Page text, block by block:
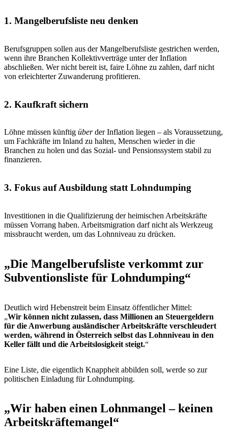
1. Mangelberufsliste neu denken
Berufsgruppen sollen aus der Mangelberufsliste gestrichen werden,
wenn ihre Branchen Kollektivverträge unter der Inflation
abschließen. Wer nicht bereit ist, faire Löhne zu zahlen, darf nicht
von erleichterter Zuwanderung profitieren.
2. Kaufkraft sichern
Löhne müssen künftig überder Inflation liegen – als Voraussetzung,
um Fachkräfte im Inland zu halten, Menschen wieder in die
Branchen zu holen und das Sozial- und Pensionssystem stabil zu
finanzieren.
3. Fokus auf Ausbildung statt Lohndumping
Investitionen in die Qualifizierung der heimischen Arbeitskräfte
müssen Vorrang haben. Arbeitsmigration darf nicht als Werkzeug
missbraucht werden, um das Lohnniveau zu drücken.
„Die Mangelberufsliste verkommt zur
Subventionsliste für Lohndumping“
Deutlich wird Hebenstreit beim Einsatz öffentlicher Mittel:
„Wir können nicht zulassen, dass Millionen an Steuergeldern
für die Anwerbung ausländischer Arbeitskräfte verschleudert
werden, während in Österreich selbst das Lohnniveau in den
Keller fällt und die Arbeitslosigkeit steigt.“
Eine Liste, die eigentlich Knappheit abbilden soll, werde so zur
politischen Einladung für Lohndumping.
„Wir haben einen Lohnmangel – keinen
Arbeitskräftemangel“